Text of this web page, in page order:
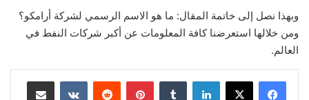
وبهذا نصل إلى خاتمة المقال: ما هو الاسم الرسمي لشركة أرامكو؟
ومن خلالها استعرضنا كافة المعلومات عن أكبر شركات النفط في
العالم.
لينكدإن بينتيريست مشاركة عبر البريد